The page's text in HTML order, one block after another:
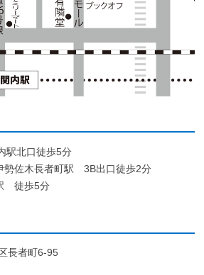
駅北口徒歩5分
佐木長者町駅 3B出口徒歩2分
徒歩5分
長者町6-95